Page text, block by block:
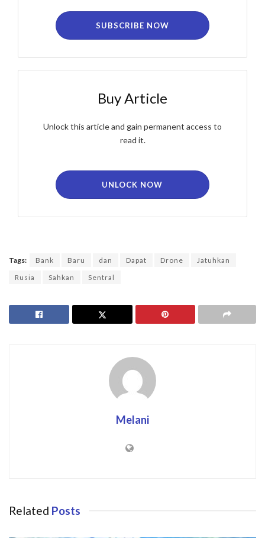
SUBSCRIBE NOW
Buy Article
Unlock this article and gain permanent access to
read it.
UNLOCK NOW
Tags: Bank Baru dan Dapat Drone
Jatuhkan
Rusia
Sahkan Sentral
Melani
Related Posts